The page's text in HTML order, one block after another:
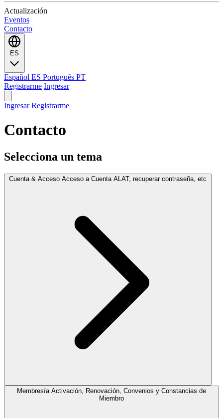
Actualización
Eventos
Contacto
ES
Español ES Português PT
Registrarme Ingresar
Ingresar Registrarme
Contacto
Selecciona un tema
Cuenta & Acceso Acceso a Cuenta ALAT, recuperar contraseña, etc
Membresía Activación, Renovación, Convenios y Constancias de
Miembro